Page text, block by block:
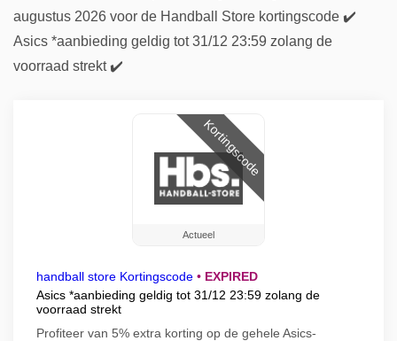
augustus 2026 voor de Handball Store kortingscode ✔️
Asics *aanbieding geldig tot 31/12 23:59 zolang de
voorraad strekt ✔️
Actueel
Kortingscode
handball store Kortingscode • EXPIRED
Asics *aanbieding geldig tot 31/12 23:59 zolang de
voorraad strekt
Profiteer van 5% extra korting op de gehele Asics-